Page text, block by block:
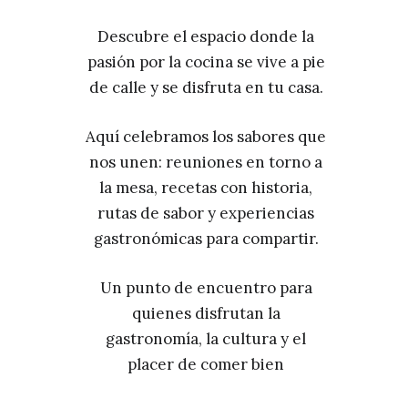
Descubre el espacio donde la
pasión por la cocina se vive a pie
de calle y se disfruta en tu casa.
Aquí celebramos los sabores que
nos unen: reuniones en torno a
la mesa, recetas con historia,
rutas de sabor y experiencias
gastronómicas para compartir.
Un punto de encuentro para
quienes disfrutan la
gastronomía, la cultura y el
placer de comer bien